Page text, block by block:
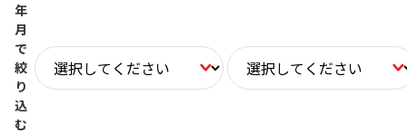
年
月
で
絞
り
込
む